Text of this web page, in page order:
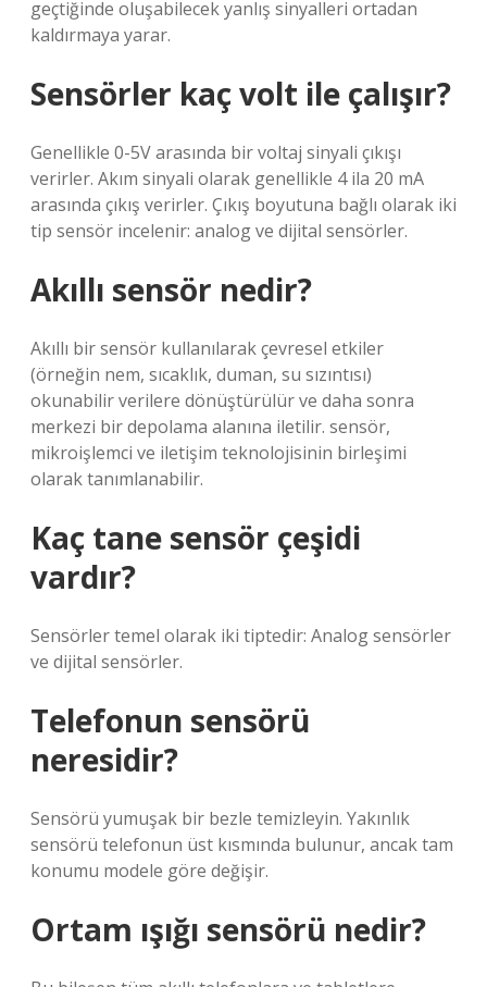
geçtiğinde oluşabilecek yanlış sinyalleri ortadan
kaldırmaya yarar.
Sensörler kaç volt ile çalışır?
Genellikle 0-5V arasında bir voltaj sinyali çıkışı
verirler. Akım sinyali olarak genellikle 4 ila 20 mA
arasında çıkış verirler. Çıkış boyutuna bağlı olarak iki
tip sensör incelenir: analog ve dijital sensörler.
Akıllı sensör nedir?
Akıllı bir sensör kullanılarak çevresel etkiler
(örneğin nem, sıcaklık, duman, su sızıntısı)
okunabilir verilere dönüştürülür ve daha sonra
merkezi bir depolama alanına iletilir. sensör,
mikroişlemci ve iletişim teknolojisinin birleşimi
olarak tanımlanabilir.
Kaç tane sensör çeşidi
vardır?
Sensörler temel olarak iki tiptedir: Analog sensörler
ve dijital sensörler.
Telefonun sensörü
neresidir?
Sensörü yumuşak bir bezle temizleyin. Yakınlık
sensörü telefonun üst kısmında bulunur, ancak tam
konumu modele göre değişir.
Ortam ışığı sensörü nedir?